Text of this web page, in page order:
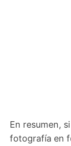
En resumen,
fotografía en